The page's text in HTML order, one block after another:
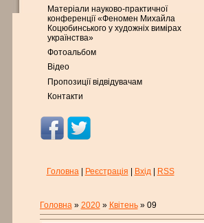
Матеріали науково-практичної
конференції «Феномен Михайла
Коцюбинського у художніх вимірах
українства»
Фотоальбом
Відео
Пропозиції відвідувачам
Контакти
Головна| Реєстрація Вхід| RSS
Головна» 2020 » Квітень » 09